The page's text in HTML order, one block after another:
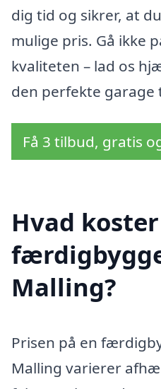
dig tid og sikrer, at
mulige pris. Gå ikke
kvaliteten – lad os
den perfekte garage
Få 3 tilbud, gratis
Hvad
Malling?
Prisen på en
Malling varierer